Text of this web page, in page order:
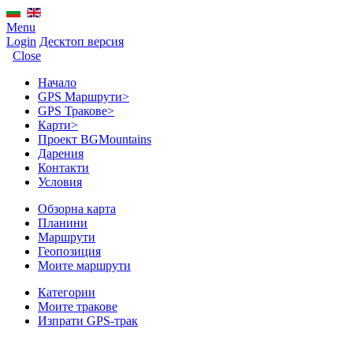
Menu
Login Десктоп версия
Close
Начало
GPS Mаршрути>
GPS Тракове>
Карти>
Проект BGMountains
Дарения
Контакти
Условия
Обзорна карта
Планини
Маршрути
Геопозиция
Моите маршрути
Категории
Моите тракове
Изпрати GPS-трак